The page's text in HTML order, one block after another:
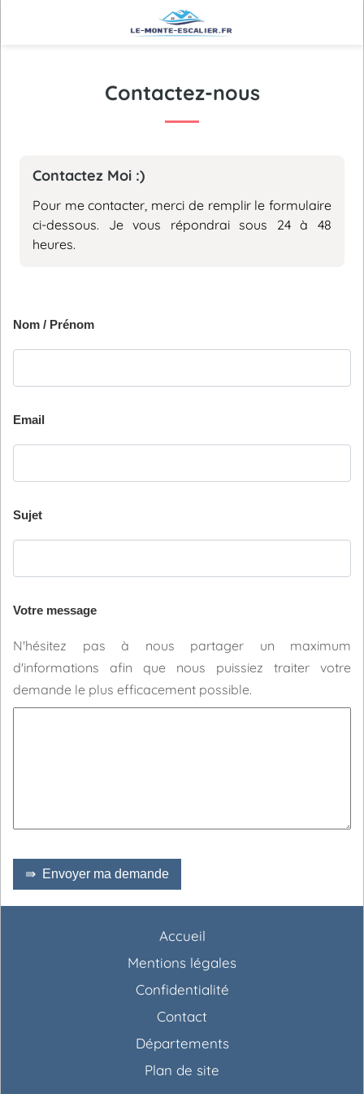
Contactez-nous
Contactez Moi :)
Pour me contacter, merci de remplir le formulaire
ci-dessous. Je vous répondrai sous 24 à 48
heures.
Nom / Prénom
Email
Sujet
Votre message
N'hésitez pas à nous partager un maximum
d'informations afin que nous puissiez traiter votre
demande le plus efficacement possible.
⇛ Envoyer ma demande
Accueil
Mentions légales
Confidentialité
Contact
Départements
Plan de site